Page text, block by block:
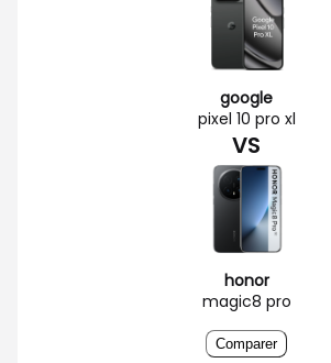
google
pixel 10 pro xl
VS
honor
magic8 pro
Comparer